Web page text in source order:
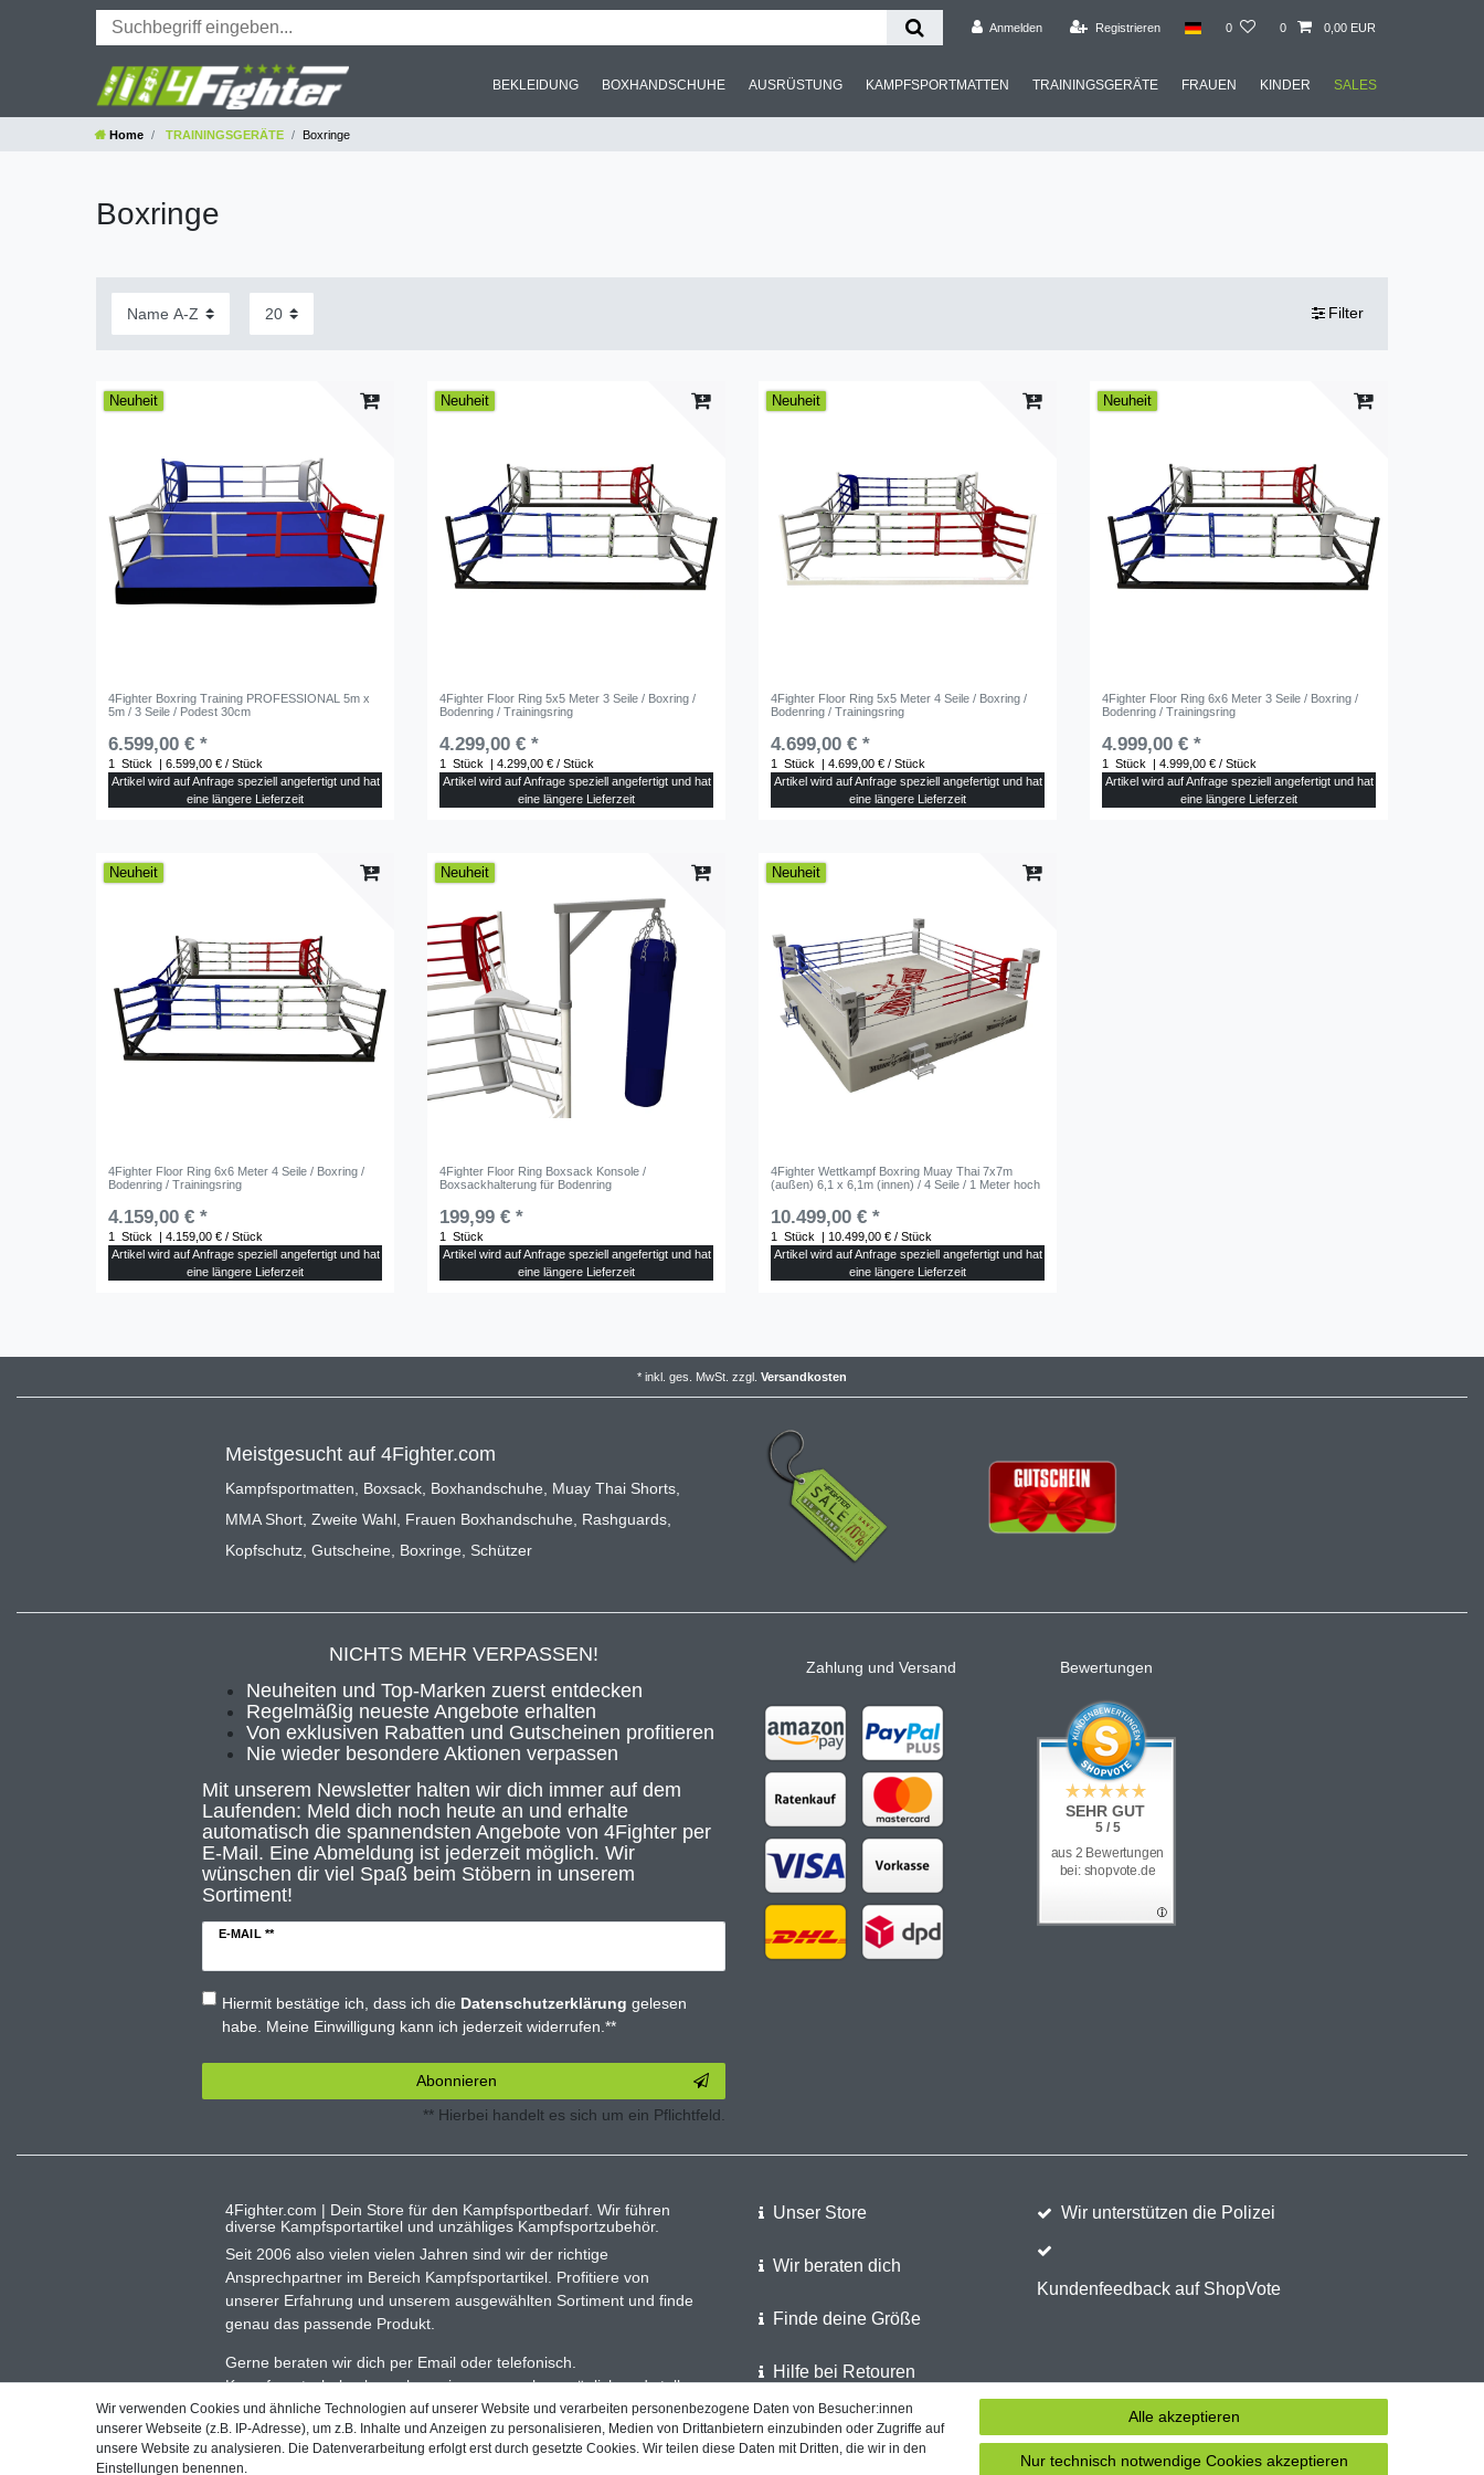
Anmelden Registrieren 0 0 0,00 EUR
BEKLEIDUNG BOXHANDSCHUHE AUSRÜSTUNG KAMPFSPORTMATTEN TRAININGSGERÄTE FRAUEN KINDER SALES
Home TRAININGSGERÄTE Boxringe
Boxringe
Filter
Neuheit
4Fighter Boxring Training PROFESSIONAL 5m x
5m / 3 Seile / Podest 30cm
6.599,00 € *
1 Stück
| 6.599,00 € / Stück
Artikel wird auf Anfrage speziell angefertigt und hat
eine längere Lieferzeit
Neuheit
4Fighter Floor Ring 5x5 Meter 3 Seile / Boxring /
Bodenring / Trainingsring
4.299,00 € *
1 Stück
| 4.299,00 € / Stück
Artikel wird auf Anfrage speziell angefertigt und hat
eine längere Lieferzeit
Neuheit
4Fighter Floor Ring 5x5 Meter 4 Seile / Boxring /
Bodenring / Trainingsring
4.699,00 € *
1 Stück
| 4.699,00 € / Stück
Artikel wird auf Anfrage speziell angefertigt und hat
eine längere Lieferzeit
Neuheit
4Fighter Floor Ring 6x6 Meter 3 Seile / Boxring /
Bodenring / Trainingsring
4.999,00 € *
1 Stück
| 4.999,00 € / Stück
Artikel wird auf Anfrage speziell angefertigt und hat
eine längere Lieferzeit
Neuheit
4Fighter Floor Ring 6x6 Meter 4 Seile / Boxring /
Bodenring / Trainingsring
4.159,00 € *
1 Stück
| 4.159,00 € / Stück
Artikel wird auf Anfrage speziell angefertigt und hat
eine längere Lieferzeit
Neuheit
4Fighter Floor Ring Boxsack Konsole /
Boxsackhalterung für Bodenring
199,99 € *
1
Stück
Artikel wird auf Anfrage speziell angefertigt und hat
eine längere Lieferzeit
Neuheit
4Fighter Wettkampf Boxring Muay Thai 7x7m
(außen) 6,1 x 6,1m (innen) / 4 Seile / 1 Meter hoch
10.499,00 € *
1 Stück
| 10.499,00 € / Stück
Artikel wird auf Anfrage speziell angefertigt und hat
eine längere Lieferzeit
* inkl. ges. MwSt. zzgl. Versandkosten
Meistgesucht auf 4Fighter.com
Kampfsportmatten Boxsack Boxhandschuhe Muay Thai Shorts
MMA Short Zweite Wahl Frauen Boxhandschuhe Rashguards
Kopfschutz Gutscheine Boxringe Schützer
NICHTS MEHR VERPASSEN!
Neuheiten und Top-Marken zuerst entdecken
Regelmäßig neueste Angebote erhalten
Von exklusiven Rabatten und Gutscheinen profitieren
Nie wieder besondere Aktionen verpassen
Mit unserem Newsletter halten wir dich immer auf dem
Laufenden: Meld dich noch heute an und erhalte
automatisch die spannendsten Angebote von 4Fighter per
E-Mail. Eine Abmeldung ist jederzeit möglich. Wir
wünschen dir viel Spaß beim Stöbern in unserem
Sortiment!
E-MAIL **
Hiermit bestätige ich, dass ich die Daten­schutz­erklärung gelesen
habe. Meine Einwilligung kann ich jederzeit widerrufen.**
Abonnieren
** Hierbei handelt es sich um ein Pflichtfeld.
Zahlung und Versand Bewertungen
SEHR GUT
5 / 5
aus 2 Bewertungen
bei: shopvote.de
4Fighter.com | Dein Store für den Kampfsportbedarf. Wir führen
diverse Kampfsportartikel und unzähliges Kampfsportzubehör.
Seit 2006 also vielen vielen Jahren sind wir der richtige
Ansprechpartner im Bereich Kampfsportartikel. Profitiere von
unserer Erfahrung und unserem ausgewählten Sortiment und finde
genau das passende Produkt.
Gerne beraten wir dich per Email oder telefonisch.
Kampfsportschulen besuchen wir gerne auch persönlich und stellen
unsere Produkte vor.
Unser Store
Wir beraten dich
Finde deine Größe
Hilfe bei Retouren
Versand
Wir unterstützen die Polizei
Kundenfeedback auf ShopVote
Wir verwenden Cookies und ähnliche Technologien auf unserer Website und verarbeiten personenbezogene Daten von Besucher:innen
unserer Webseite (z.B. IP-Adresse), um z.B. Inhalte und Anzeigen zu personalisieren, Medien von Drittanbietern einzubinden oder Zugriffe auf
unsere Website zu analysieren. Die Datenverarbeitung erfolgt erst durch gesetzte Cookies. Wir teilen diese Daten mit Dritten, die wir in den
Einstellungen benennen.
Alle akzeptieren
Nur technisch notwendige Cookies akzeptieren